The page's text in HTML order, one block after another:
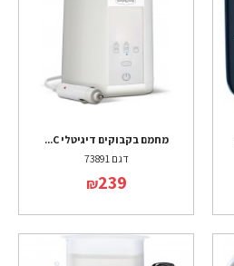
מחמם בקבוקים דיגיטלי C...
דגם 73891
₪239